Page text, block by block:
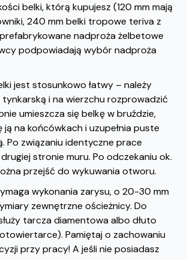
belki, którą kupujesz (120 mm mają
240 mm belki tropowe teriva z
nadproża żelbetowe
podpowiadają wybór nadproża
jest stosunkowo łatwy – należy
i na wierzchu rozprowadzić
umieszcza się belkę w bruździe,
ją na końcówkach i uzupełnia puste
Po związaniu identyczne prace
stronie muru. Po odczekaniu ok.
przejść do wykuwania otworu.
wykonania zarysu, o 20-30 mm
zewnętrzne ościeżnicy. Do
tarcza diamentowa albo dłuto
Pamiętaj o zachowaniu
przy pracy! A jeśli nie posiadasz